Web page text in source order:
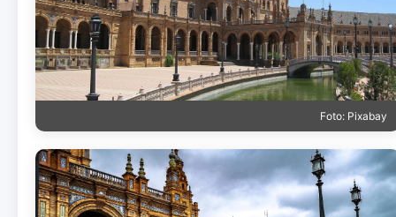
Foto: Pixabay